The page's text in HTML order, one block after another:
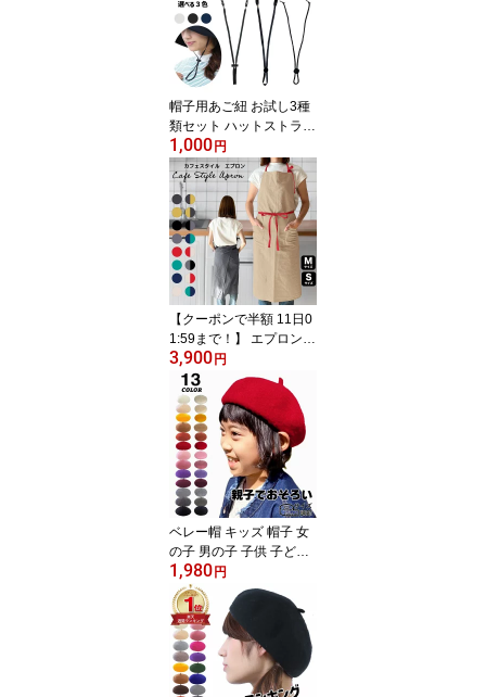
ド パット シート 汗防止
汚れ防止 レディース メ
ンズ 春 夏 春夏 ファンデ
ハット 汗対策 汚れ対策
帽子用汗取りパッド
帽子用あご紐 お試し3種
類セット ハットストラッ
プ 帽子クリップ ハット
クリップ ストラップ 帽
子ストラップ ハットキー
パー メンズ レディース
キッズ ミセス 子ども 子
供 後付けあご紐 送料無
料 風 自転車で飛ばない
1,000円
【クーポンで半額 11日0
1:59まで！】 エプロン
カフェ風 おしゃれ かわ
いい 首掛け レディース
保育士 カフェエプロン
ワンピース 北欧風 ポケ
ット付き レディース メ
ンズ ロング 膝下 女性用
制服 春夏 秋冬 母の日 誕
生日 ギフト プレゼント
無料ラッピング
3,900円
ベレー帽 キッズ 帽子 女
の子 男の子 子供 子ども
小学生 子ども帽子 子供
帽子 キッズ帽子 女子 秋
冬 秋冬 春 親子 お揃い バ
スク フェルト ベレー ウ
ール サイズ 大きめ かわ
いい 発表会 七五三 衣裳
衣装 制服 こどもぼうし
1,980円